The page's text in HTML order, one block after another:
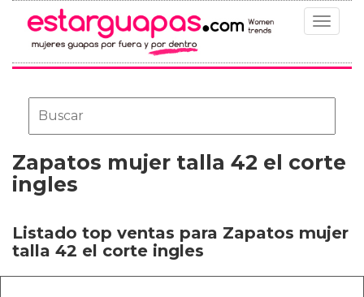
Toggle
Zapatos mujer talla 42 el corte
ingles
Listado top ventas para Zapatos mujer
talla 42 el corte ingles